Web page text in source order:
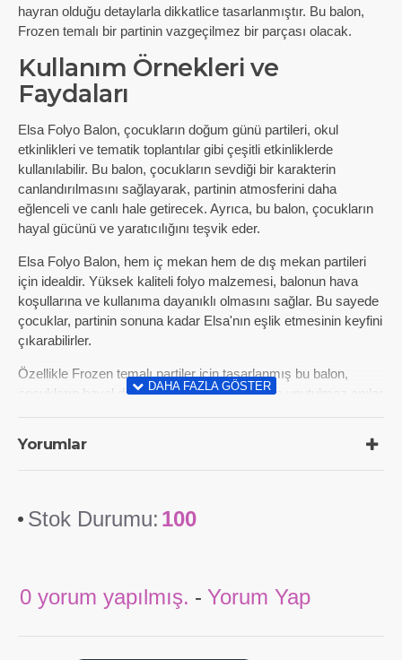
hayran olduğu detaylarla dikkatlice tasarlanmıştır. Bu balon,
Frozen temalı bir partinin vazgeçilmez bir parçası olacak.
Kullanım Örnekleri ve
Faydaları
Elsa Folyo Balon, çocukların doğum günü partileri, okul
etkinlikleri ve tematik toplantılar gibi çeşitli etkinliklerde
kullanılabilir. Bu balon, çocukların sevdiği bir karakterin
canlandırılmasını sağlayarak, partinin atmosferini daha
eğlenceli ve canlı hale getirecek. Ayrıca, bu balon, çocukların
hayal gücünü ve yaratıcılığını teşvik eder.
Elsa Folyo Balon, hem iç mekan hem de dış mekan partileri
için idealdir. Yüksek kaliteli folyo malzemesi, balonun hava
koşullarına ve kullanıma dayanıklı olmasını sağlar. Bu sayede
çocuklar, partinin sonuna kadar Elsa'nın eşlik etmesinin keyfini
çıkarabilirler.
Özellikle Frozen temalı partiler için tasarlanmış bu balon,
çocukların hayal dünyasını renklendirecek ve unutulmaz anılar
Yorumlar
Stok Durumu: 100
0 yorum yapılmış. - Yorum Yap